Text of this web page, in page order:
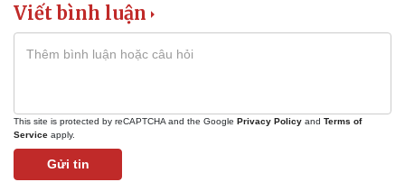
Viết bình luận
This site is protected by reCAPTCHA and the Google Privacy Policy and Terms of
Service apply.
Gửi tin